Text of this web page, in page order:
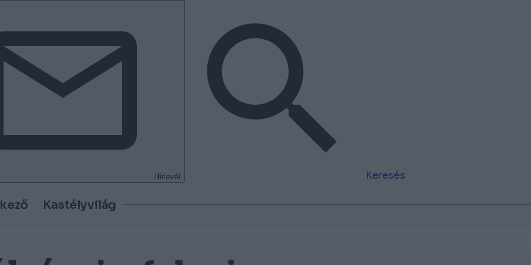
Hírlevél Keresés
Kastélyvilág